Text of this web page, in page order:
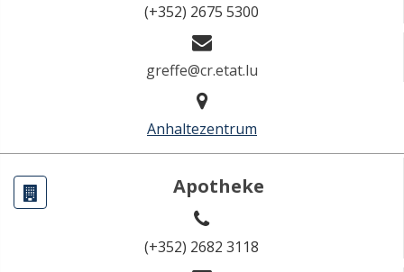
(+352) 2675 5300
greffe@cr.etat.lu
Anhaltezentrum
Apotheke
(+352) 2682 3118